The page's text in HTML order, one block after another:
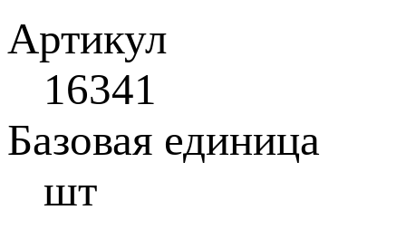
Артикул
16341
Базовая единица
шт